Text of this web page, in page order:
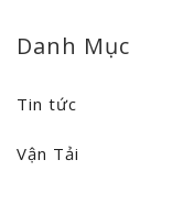
Danh Mục
Tin tức
Vận Tải